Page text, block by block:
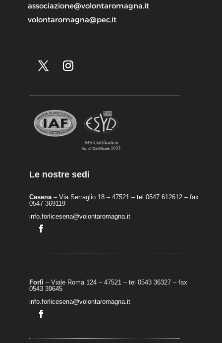
associazione@volontaromagna.it
volontaromagna@pec.it
Le nostre sedi
Cesena– Via Serraglio 18 – 47521 – tel 0547 612612 – fax
0547 369119
info.forlicesena@volontaromagna.it
Forlì – Viale Roma 124 – 47521 – tel 0543 36327 – fax
0543 39645
info.forlicesena@volontaromagna.it